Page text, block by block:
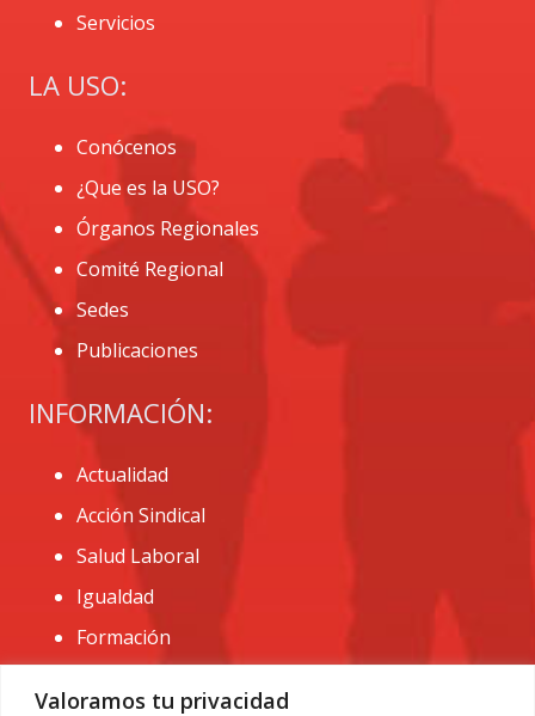
Valoramos tu privacidad
Servicios
LA USO:
Conócenos
¿Que es la USO?
Órganos Regionales
Comité Regional
Sedes
Publicaciones
INFORMACIÓN:
Actualidad
Acción Sindical
Salud Laboral
Igualdad
Formación
CONTACTO: